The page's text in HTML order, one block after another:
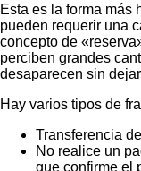
Esta es la forma más
pueden requerir una
concepto de
perciben grandes
desaparecen sin
Hay varios tipos de
Transferencia
No realice un
que confirme el